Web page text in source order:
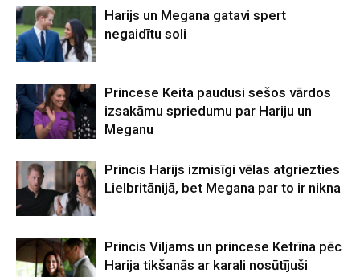
Harijs un Megana gatavi spert
negaidītu soli
Princese Keita paudusi sešos vārdos
izsakāmu spriedumu par Hariju un
Meganu
Princis Harijs izmisīgi vēlas atgriezties
Lielbritānijā, bet Megana par to ir nikna
Princis Viljams un princese Ketrīna pēc
Harija tikšanās ar karali nosūtījuši